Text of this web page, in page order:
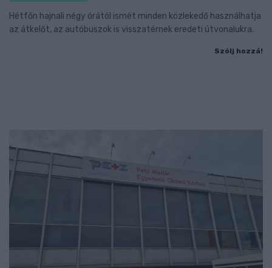
Hétfőn hajnali négy órától ismét minden közlekedő használhatja
az átkelőt, az autóbuszok is visszatérnek eredeti útvonalukra.
Szólj hozzá!